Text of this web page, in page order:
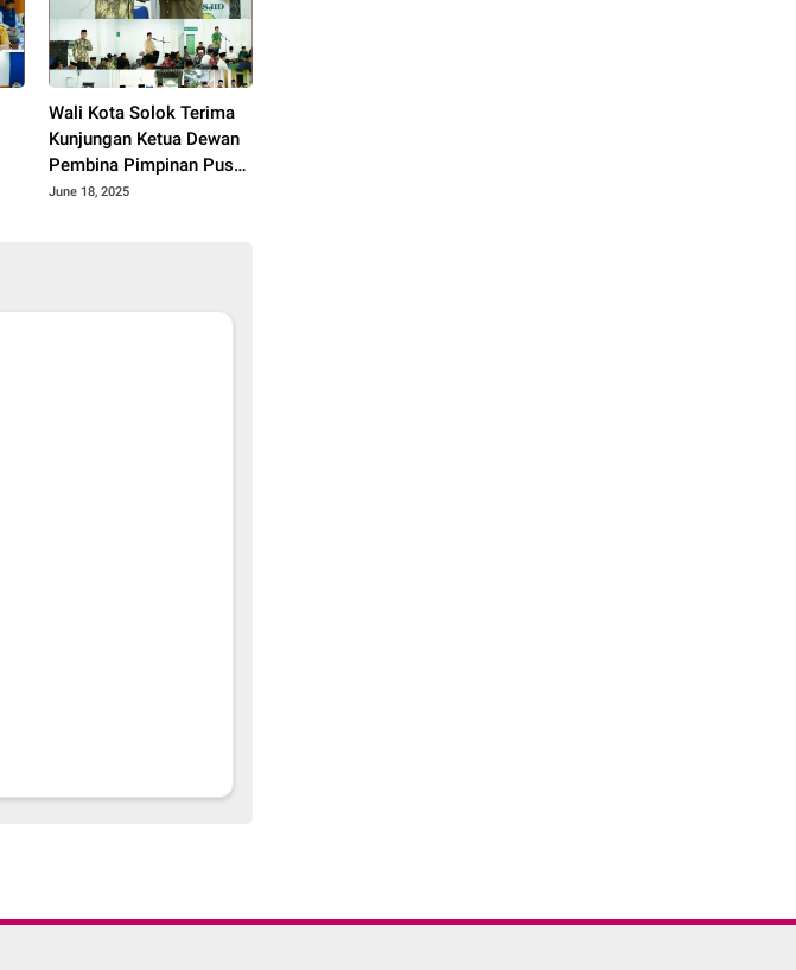
Wali Kota Solok Terima
Kunjungan Ketua Dewan
Pembina Pimpinan Pusat
Muhammadiyah Tahun
June 18, 2025